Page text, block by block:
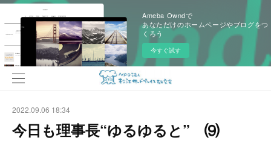
Ameba Owndで
あなただけのホームページやブログをつ
くろう
今すぐ試す
2022.09.06 18:34
今日も理事長“ゆるゆると” ⑼